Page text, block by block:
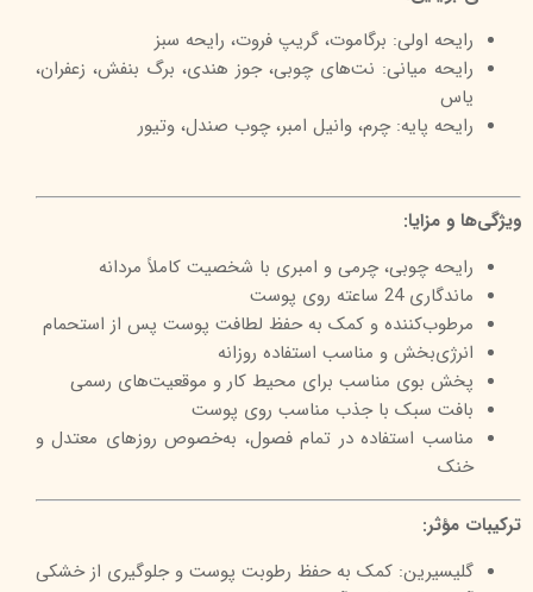
رایحه اولی: برگاموت، گریپ فروت، رایحه سبز
رایحه میانی: نت‌های چوبی، جوز هندی، برگ بنفش، زعفران،
یاس
رایحه پایه: چرم، وانیل امبر، چوب صندل، وتیور
ویژگی‌ها و مزایا:
رایحه چوبی، چرمی و امبری با شخصیت کاملاً مردانه
ماندگاری 24 ساعته روی پوست
مرطوب‌کننده و کمک به حفظ لطافت پوست پس از استحمام
انرژی‌بخش و مناسب استفاده روزانه
پخش بوی مناسب برای محیط کار و موقعیت‌های رسمی
بافت سبک با جذب مناسب روی پوست
مناسب استفاده در تمام فصول، به‌خصوص روزهای معتدل و
خنک
ترکیبات مؤثر:
گلیسیرین: کمک به حفظ رطوبت پوست و جلوگیری از خشکی